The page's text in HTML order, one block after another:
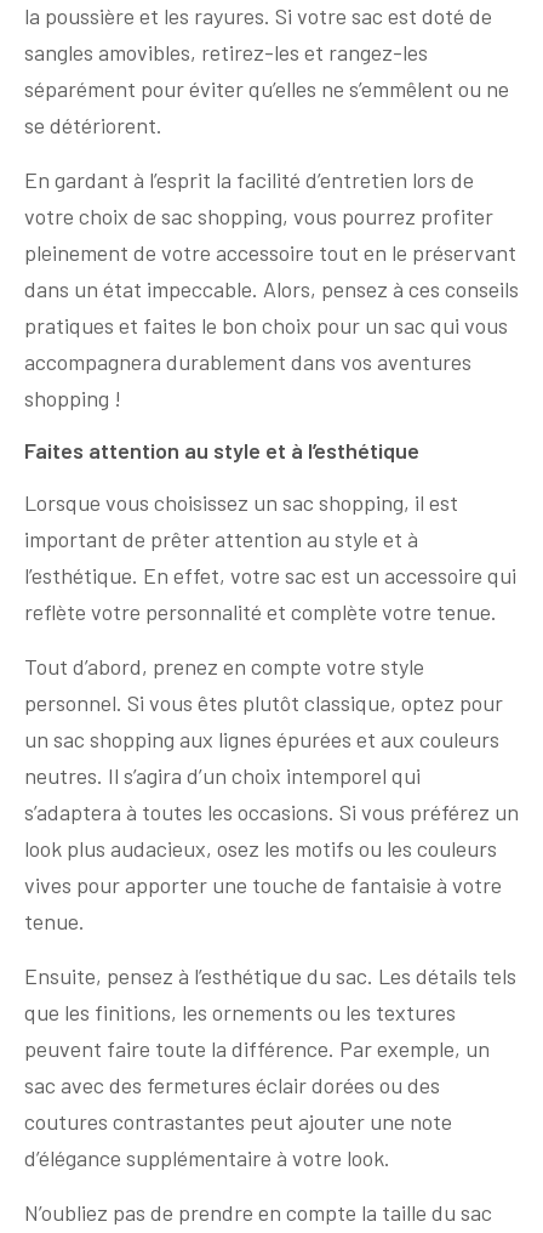
la poussière et les rayures. Si votre sac est doté de
sangles amovibles, retirez-les et rangez-les
séparément pour éviter qu’elles ne s’emmêlent ou ne
se détériorent.
En gardant à l’esprit la facilité d’entretien lors de
votre choix de sac shopping, vous pourrez profiter
pleinement de votre accessoire tout en le préservant
dans un état impeccable. Alors, pensez à ces conseils
pratiques et faites le bon choix pour un sac qui vous
accompagnera durablement dans vos aventures
shopping !
Faites attention au style et à l’esthétique
Lorsque vous choisissez un sac shopping, il est
important de prêter attention au style et à
l’esthétique. En effet, votre sac est un accessoire qui
reflète votre personnalité et complète votre tenue.
Tout d’abord, prenez en compte votre style
personnel. Si vous êtes plutôt classique, optez pour
un sac shopping aux lignes épurées et aux couleurs
neutres. Il s’agira d’un choix intemporel qui
s’adaptera à toutes les occasions. Si vous préférez un
look plus audacieux, osez les motifs ou les couleurs
vives pour apporter une touche de fantaisie à votre
tenue.
Ensuite, pensez à l’esthétique du sac. Les détails tels
que les finitions, les ornements ou les textures
peuvent faire toute la différence. Par exemple, un
sac avec des fermetures éclair dorées ou des
coutures contrastantes peut ajouter une note
d’élégance supplémentaire à votre look.
N’oubliez pas de prendre en compte la taille du sac